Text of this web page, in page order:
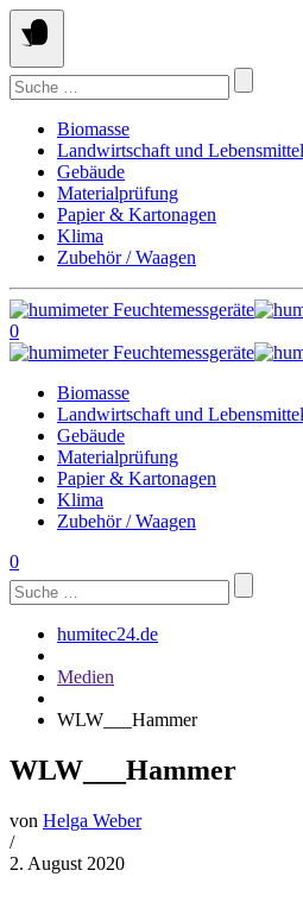
Springe
zum
Inhalt
Suchen
nach:
Biomasse
Landwirtschaft und Lebensmittel
Gebäude
Materialprüfung
Papier & Kartonagen
Klima
Zubehör / Waagen
0
Biomasse
Landwirtschaft und Lebensmittel
Gebäude
Materialprüfung
Papier & Kartonagen
Klima
Zubehör / Waagen
0
Suchen
nach:
humitec24.de
Medien
WLW___Hammer
WLW___Hammer
von Helga Weber
/
2. August 2020